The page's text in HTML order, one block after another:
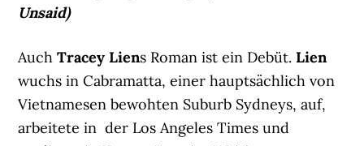
Unsaid)
AuchTracey Liens Roman ist ein Debüt.Lien
wuchs in Cabramatta, einer hauptsächlich von
Vietnamesen bewohten Suburb Sydneys, auf,
arbeitete in der Los Angeles Times und